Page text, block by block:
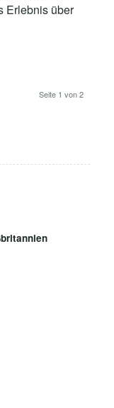
Erlebnis über
Seite 1 von 2